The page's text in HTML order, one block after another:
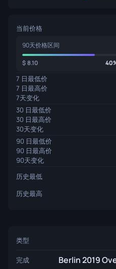
当前价格
90天价格区间
8.10
7 日最低价
7 日最高价
7天变化
30 日最低价
30 日最高价
30天变化
90 日最低价
90 日最高价
90天变化
历史最低
历史最高
类型
完成 Berlin 2019